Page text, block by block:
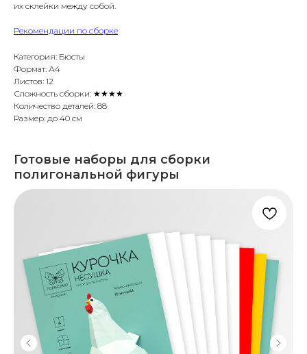
их склейки между собой.
Рекомендации по сборке
Категория: Бюсты
Формат: А4
Листов: 12
Сложность сборки: ★★★★
Количество деталей: 88
Размер: до 40 см
Готовые наборы для сборки
полигональной фигуры